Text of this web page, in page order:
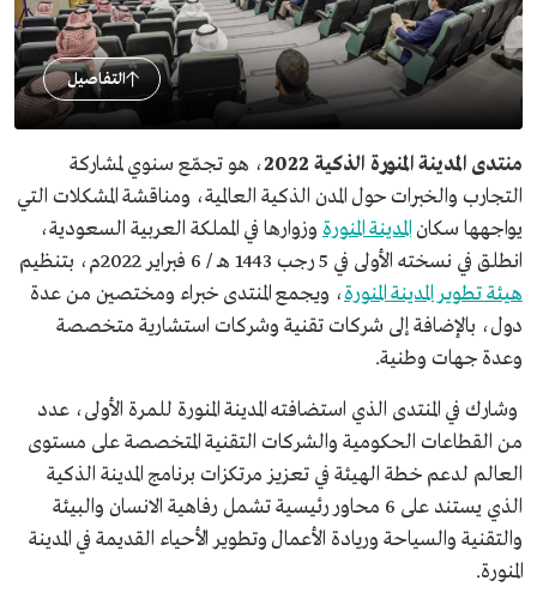
التفاصيل
منتدى المدينة المنورة الذكية 2022
، هو تجمّع سنوي لمشاركة
التجارب والخبرات حول المدن الذكية العالمية، ومناقشة المشكلات التي
يواجهها سكانالمدينة المنورة وزوارها في المملكة العربية السعودية،
انطلق في نسخته الأولى في 5 رجب 1443 هـ / 6 فبراير 2022م، بتنظيم
هيئة تطوير المدينة المنورة، ويجمع المنتدى خبراء ومختصين من عدة
دول، بالإضافة إلى شركات تقنية وشركات استشارية متخصصة
وعدة جهات وطنية.
وشارك في المنتدى الذي استضافته المدينة المنورة للمرة الأولى، عدد
من القطاعات الحكومية والشركات التقنية المتخصصة على مستوى
العالم لدعم خطة الهيئة في تعزيز مرتكزات برنامج المدينة الذكية
الذي يستند على 6 محاور رئيسية تشمل رفاهية الانسان والبيئة
والتقنية والسياحة وريادة الأعمال وتطوير الأحياء القديمة في المدينة
المنورة.